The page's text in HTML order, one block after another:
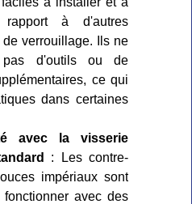
à d'autres
de verrouillage. Ils ne
pas d'outils ou de
ce qui
dans certaines
avec la visserie
: Les contre-
impériaux sont
avec des